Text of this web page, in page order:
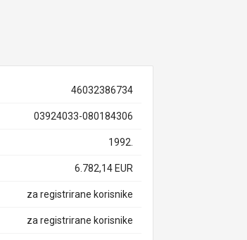
46032386734
03924033-080184306
1992.
6.782,14 EUR
za registrirane korisnike
za registrirane korisnike